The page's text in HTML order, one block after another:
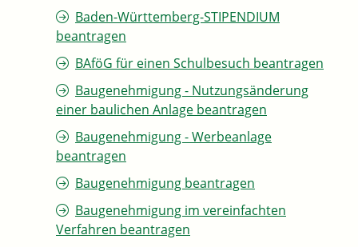
Baden-Württemberg-STIPENDIUM
beantragen
BAföG für einen Schulbesuch beantragen
Baugenehmigung - Nutzungsänderung
einer baulichen Anlage beantragen
Baugenehmigung - Werbeanlage
beantragen
Baugenehmigung beantragen
Baugenehmigung im vereinfachten
Verfahren beantragen